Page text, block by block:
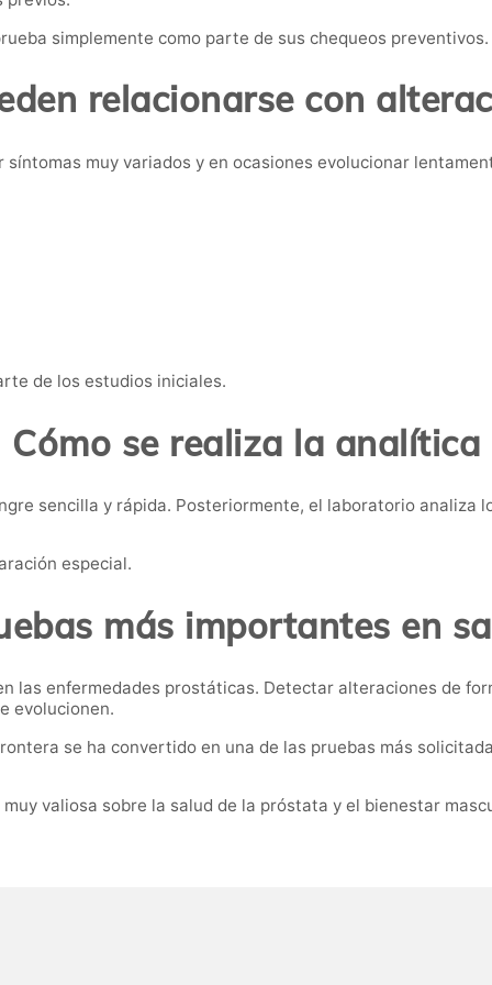
simplemente como parte de sus chequeos preventivos.
relacionarse con
muy variados y en ocasiones evolucionar
de los estudios iniciales.
Cómo se realiza la analítica
sencilla y rápida. Posteriormente, el laboratorio analiza
especial.
más importantes en
las enfermedades prostáticas. Detectar alteraciones de
evolucionen.
se ha convertido en una de las pruebas más
valiosa sobre la salud de la próstata y el bienestar